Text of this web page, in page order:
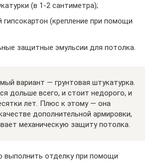
(в 1-2 сантиметра);
гипсокартон (крепление при помощи
защитные эмульсии для потолка.
вариант — грунтовая штукатурка.
дольше всего, и стоит недорого, и
лет. Плюс к этому — она
дополнительной армировки,
механическую защиту потолка.
выполнить отделку при помощи